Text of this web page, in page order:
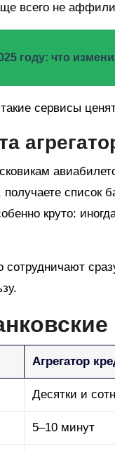
всего не
году: что
сервисы
получаете
круто:
сотрудничают
Агрегатор
Десятки и
5–10 минут